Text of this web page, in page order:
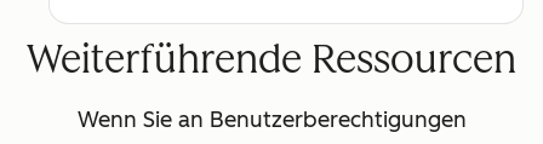
Weiterführende Ressourcen
Wenn Sie an Benutzerberechtigungen